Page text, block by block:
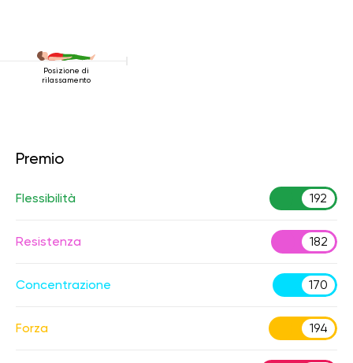
Posizione di
rilassamento
Premio
Flessibilità 192
Resistenza 182
Concentrazione 170
Forza 194